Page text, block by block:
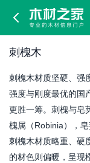
刺
槐
刺槐木
刺槐木材质坚硬、强
强度与刚度最优的国
更胜一筹。刺槐与
槐属（Robinia），
刺槐木材质略重、硬
的材色则偏暖，呈现